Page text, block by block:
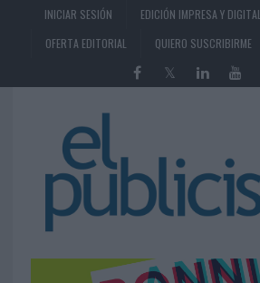
INICIAR SESIÓN EDICIÓN IMPRESA Y DIGITAL
OFERTA EDITORIAL
QUIERO SUSCRIBIRME